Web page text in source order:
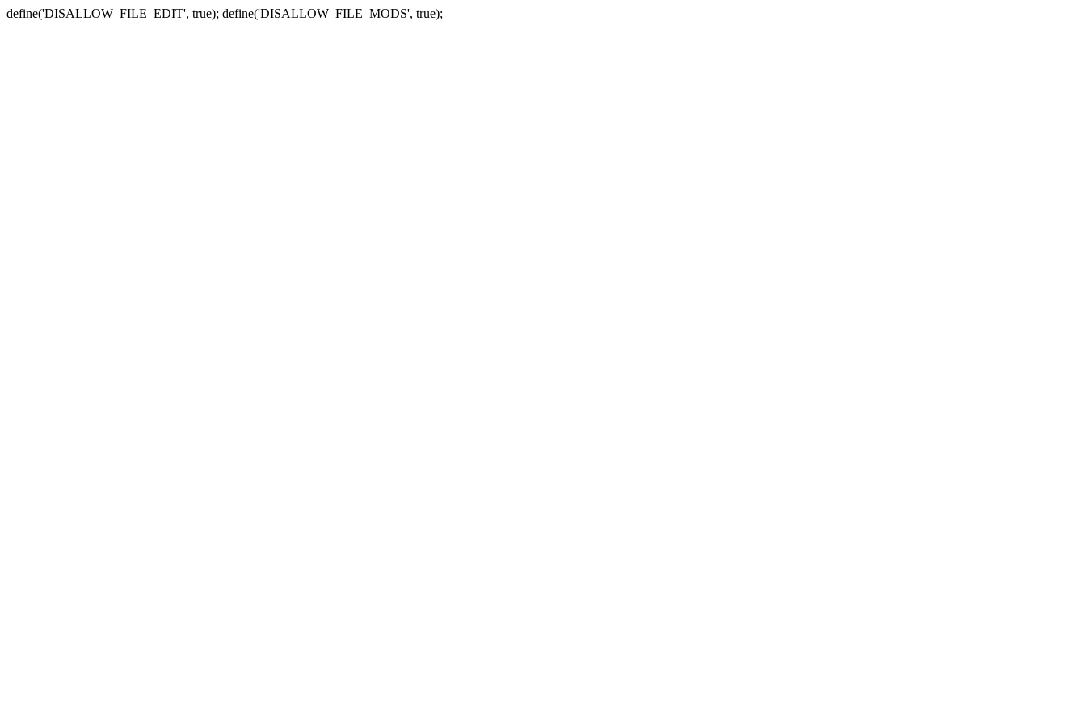
define('DISALLOW_FILE_EDIT', true); define('DISALLOW_FILE_MODS', true);